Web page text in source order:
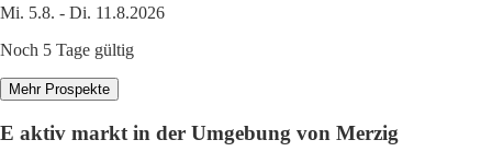
Mi. 5.8. - Di. 11.8.2026
Noch 5 Tage gültig
Mehr Prospekte
E aktiv markt in der Umgebung von Merzig